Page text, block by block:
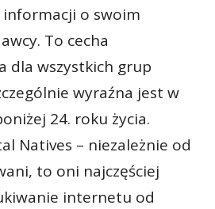
informacji o swoim
To cecha
dla wszystkich grup
wyraźna jest w
24. roku życia.
Natives – niezależnie od
to oni najczęściej
internetu od